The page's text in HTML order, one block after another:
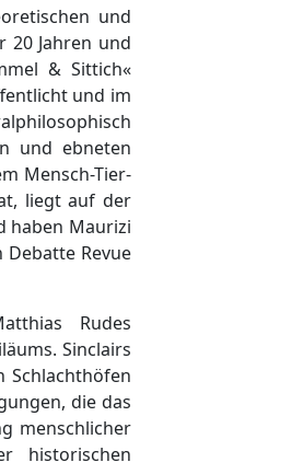
und
20 Jahren und
& Sittich«
und im
und ebneten
Mensch-Tier-
liegt auf der
haben Maurizi
Revue
Rudes
Sinclairs
Schlachthöfen
die das
menschlicher
historischen